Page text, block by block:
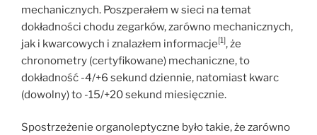
mechanicznych. Poszperałem w sieci na temat
dokładności chodu zegarków, zarówno mechanicznych,
jak i kwarcowych i znalazłem informacje[1], że
chronometry (certyfikowane) mechaniczne, to
dokładność -4/+6 sekund dziennie, natomiast kwarc
(dowolny) to -15/+20 sekund miesięcznie.
Spostrzeżenie organoleptyczne było takie, że zarówno